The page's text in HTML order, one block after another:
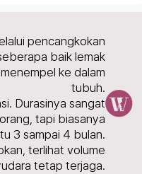
pencangkokan
baik lemak
ke dalam
tubuh.
Durasinya sangat
tapi biasanya
3 sampai 4 bulan.
terlihat volume
tetap terjaga.